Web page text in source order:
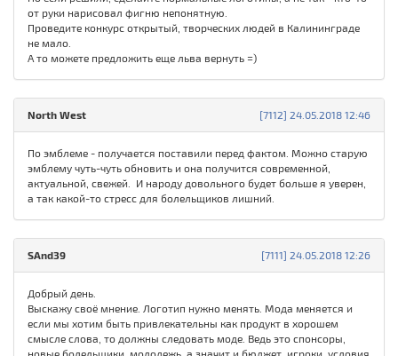
от руки нарисовал фигню непонятную.
Проведите конкурс открытый, творческих людей в Калининграде
не мало.
А то можете предложить еще льва вернуть =)
[7112] 24.05.2018 12:46
North West
По эмблеме - получается поставили перед фактом. Можно старую
эмблему чуть-чуть обновить и она получится современной,
актуальной, свежей. И народу довольного будет больше я уверен,
а так какой-то стресс для болельщиков лишний.
[7111] 24.05.2018 12:26
SAnd39
Добрый день.
Выскажу своё мнение. Логотип нужно менять. Мода меняется и
если мы хотим быть привлекательны как продукт в хорошем
смысле слова, то должны следовать моде. Ведь это спонсоры,